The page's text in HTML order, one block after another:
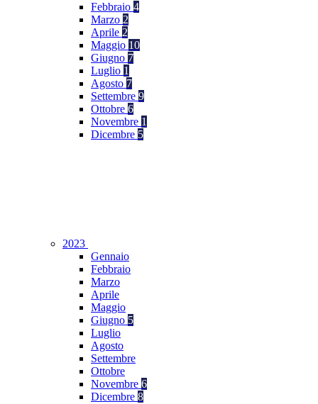
Febbraio 4
Marzo 2
Aprile 2
Maggio 10
Giugno 7
Luglio 1
Agosto 7
Settembre 9
Ottobre 6
Novembre 1
Dicembre 5
2023
Gennaio
Febbraio
Marzo
Aprile
Maggio
Giugno 5
Luglio
Agosto
Settembre
Ottobre
Novembre 6
Dicembre 8